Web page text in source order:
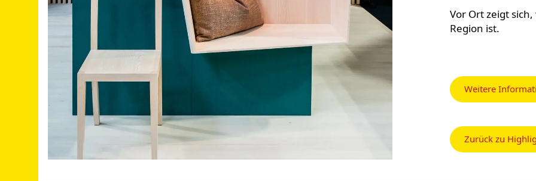
Vor Ort zeigt
Region ist.
Weitere
Zurück zu